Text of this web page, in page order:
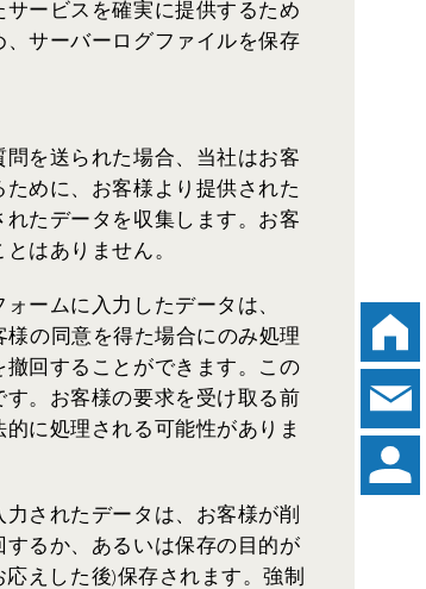
ービスを確実に提供するため
サーバーログファイルを保存
を送られた場合、当社はお客
めに、お客様より提供された
たデータを収集します。お客
はありません。
ームに入力したデータは、
様の同意を得た場合にのみ処理
回することができます。この
。お客様の要求を受け取る前
に処理される可能性がありま
されたデータは、お客様が削
るか、あるいは保存の目的が
えした後)保存されます。強制